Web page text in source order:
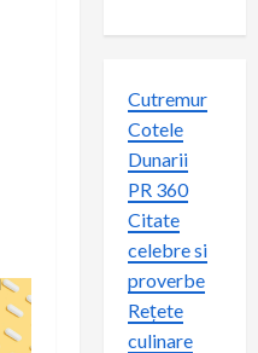
Cutremur
Cotele
Dunarii
PR 360
Citate
celebre si
proverbe
Rețete
culinare